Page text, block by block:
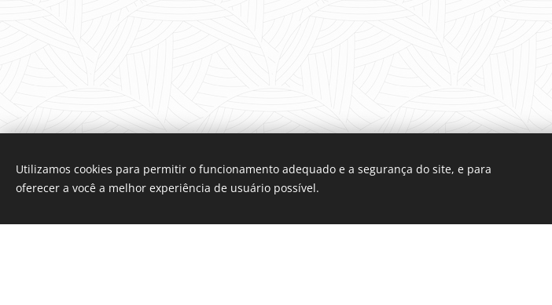
Utilizamos cookies para permitir o funcionamento adequado e a segurança do site, e para
oferecer a você a melhor experiência de usuário possível.